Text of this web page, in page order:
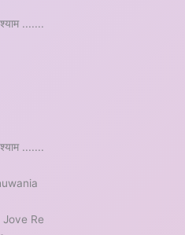
.......
.......
Re